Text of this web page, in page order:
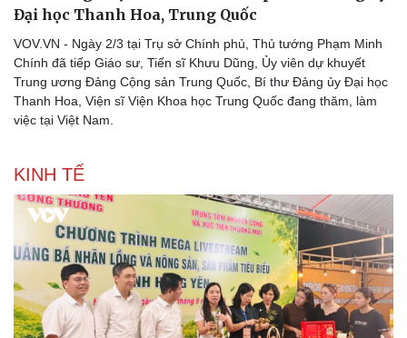
Đại học Thanh Hoa, Trung Quốc
VOV.VN - Ngày 2/3 tại Trụ sở Chính phủ, Thủ tướng Phạm Minh
Chính đã tiếp Giáo sư, Tiến sĩ Khưu Dũng, Ủy viên dự khuyết
Trung ương Đảng Cộng sản Trung Quốc, Bí thư Đảng ủy Đại học
Thanh Hoa, Viện sĩ Viện Khoa học Trung Quốc đang thăm, làm
việc tại Việt Nam.
KINH TẾ